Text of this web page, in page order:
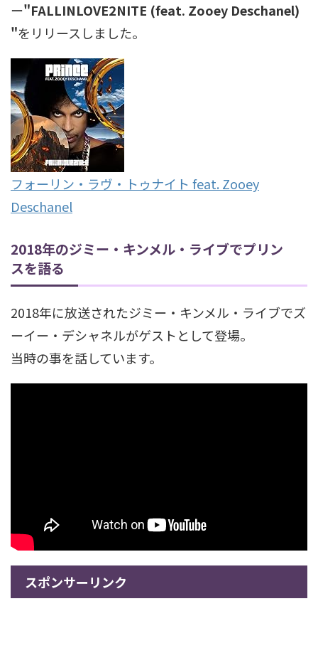
ー"FALLINLOVE2NITE (feat. Zooey Deschanel)
"をリリースしました。
フォーリン・ラヴ・トゥナイト feat. Zooey
Deschanel
2018年のジミー・キンメル・ライブでプリン
スを語る
2018年に放送されたジミー・キンメル・ライブでズ
ーイー・デシャネルがゲストとして登場。
当時の事を話しています。
スポンサーリンク